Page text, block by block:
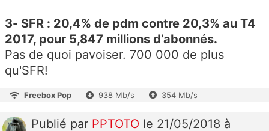
3- SFR : 20,4% de pdm contre 20,3% au T4
2017, pour 5,847 millions d’abonnés.
Pas de quoi pavoiser. 700 000 de plus
qu'SFR!
Freebox Pop 938 Mb/s 354 Mb/s
Publié par PPTOTO le 21/05/2018 à